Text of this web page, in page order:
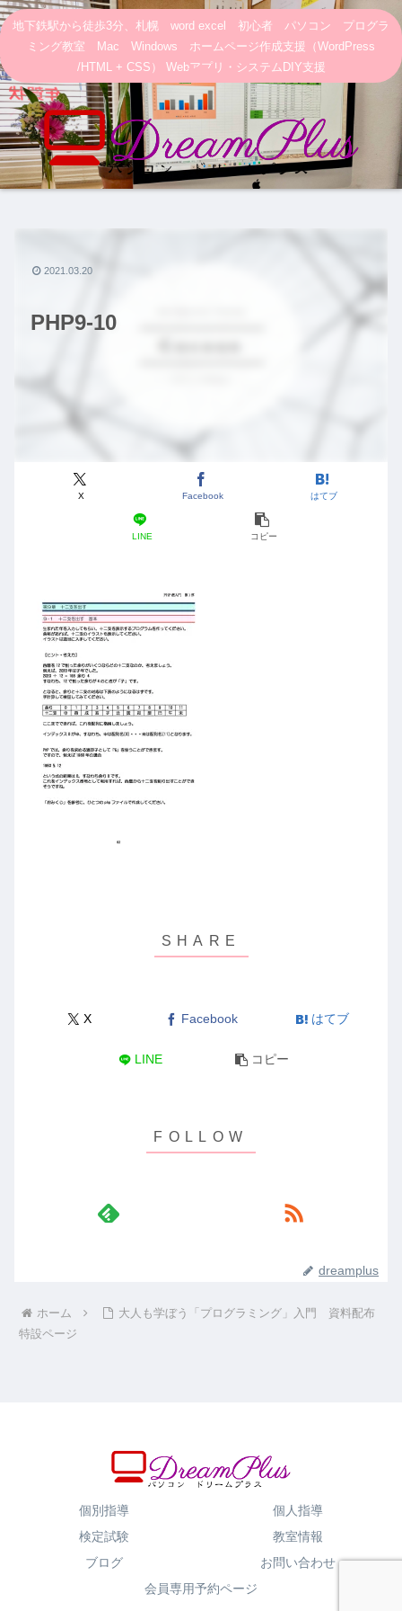
地下鉄駅から徒歩3分、札幌 word excel 初心者 パソコン プログラ
ミング教室 Mac Windows ホームページ作成支援（WordPress
/HTML + CSS） Webアプリ・システムDIY支援
PHP9-10
X Facebook はてブ
LINE コピー
2021.03.20
X Facebook はてブ
LINE コピー
dreamplus
ホーム
大人も学ぼう「プログラミング」入門 資料配布
特設ページ
個別指導
個人指導
検定試験
教室情報
ブログ
お問い合わせ
会員専用予約ページ